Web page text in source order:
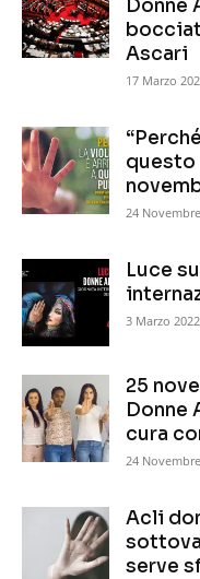
Donne
Ascari
17 Marzo
questo
24
Luce
3 Marzo 2022
25
Donne
cura
24
Acli
serve